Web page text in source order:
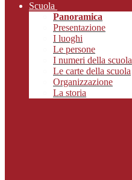
Scuola
Panoramica
Presentazione
I luoghi
Le persone
I numeri della scuola
Le carte della scuola
Organizzazione
La storia